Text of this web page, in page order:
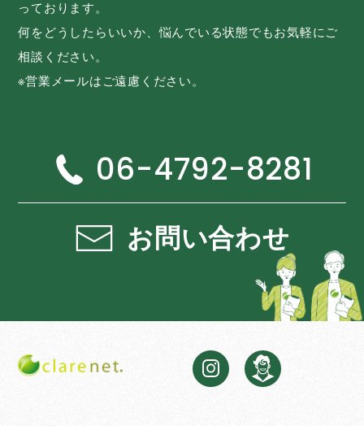
っております。
何をどうしたらいいか、悩んでいる状態でもお気軽にご
相談ください。
※営業メールはご遠慮ください。
06-4792-8281
お問い合わせ